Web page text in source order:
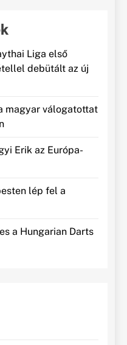
Liga első
debütált az új
magyar válogatottat
Erik az Európa-
lép fel a
a Hungarian Darts